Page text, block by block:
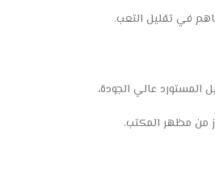
في تقليل التعب.
عالي الجودة،
من مظهر المكتب.